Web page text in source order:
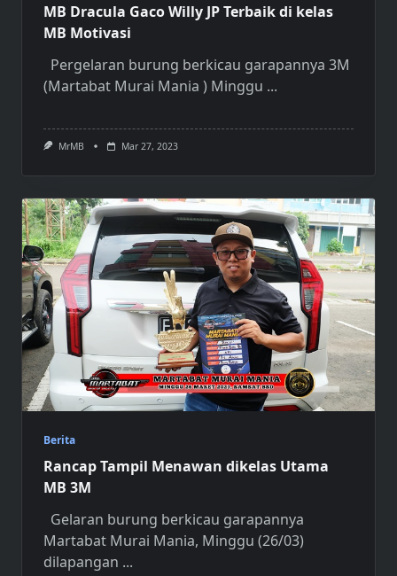
MB Dracula Gaco Willy JP Terbaik di kelas
MB Motivasi
Pergelaran burung berkicau garapannya 3M
(Martabat Murai Mania ) Minggu ...
MrMB Mar 27, 2023
Berita
Rancap Tampil Menawan dikelas Utama
MB 3M
Gelaran burung berkicau garapannya
Martabat Murai Mania, Minggu (26/03)
dilapangan ...